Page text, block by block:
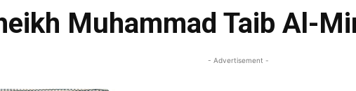
Muhammad Taib Al-
- Advertisement -